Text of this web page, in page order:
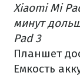
Xiaomi Mi
минут
Pad 3
Планшет
Емкость